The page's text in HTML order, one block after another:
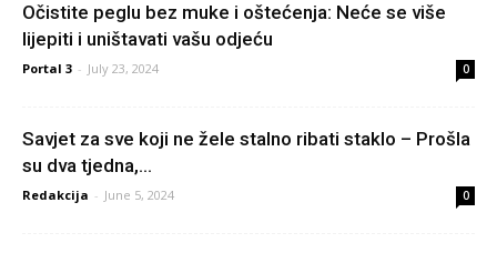
Očistite peglu bez muke i oštećenja: Neće se više
lijepiti i uništavati vašu odjeću
Portal 3 - July 23, 2024 0
Savjet za sve koji ne žele stalno ribati staklo – Prošla
su dva tjedna,...
Redakcija - June 5, 2024 0